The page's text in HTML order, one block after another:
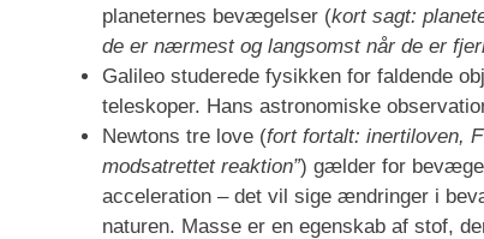
planeternes bevægelser (kort sagt:
de er nærmest og langsomst når de er
Galileo studerede fysikken for faldende
teleskoper. Hans astronomiske
Newtons tre love (fort fortalt: inertiloven,
modsatrettet reaktion”) gælder for
acceleration – det vil sige ændringer i
naturen. Masse er en egenskab af stof,